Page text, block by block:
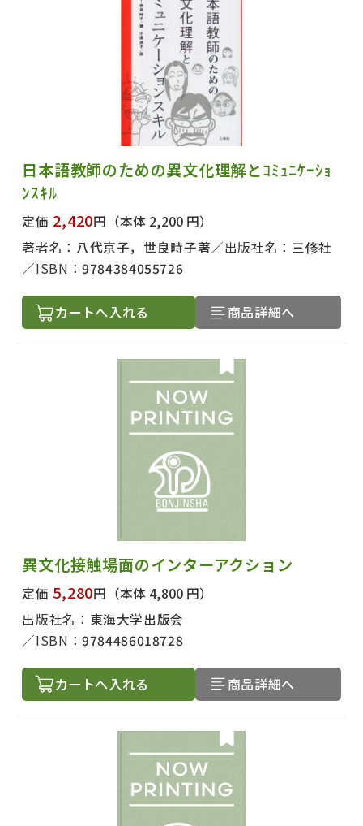
出版社名で絞り込む
著者名で絞り込む
絞り込む
日本語教師のための異文化理解とｺﾐｭﾆｹｰｼｮ
ﾝｽｷﾙ
定価 2,420円 （本体 2,200 円）
著者名： 八代京子，世良時子著 出版社名： 三修社
ISBN：9784384055726
カートへ入れる 商品詳細へ
異文化接触場面のインターアクション
定価 5,280円 （本体 4,800 円）
出版社名： 東海大学出版会
ISBN：9784486018728
カートへ入れる 商品詳細へ